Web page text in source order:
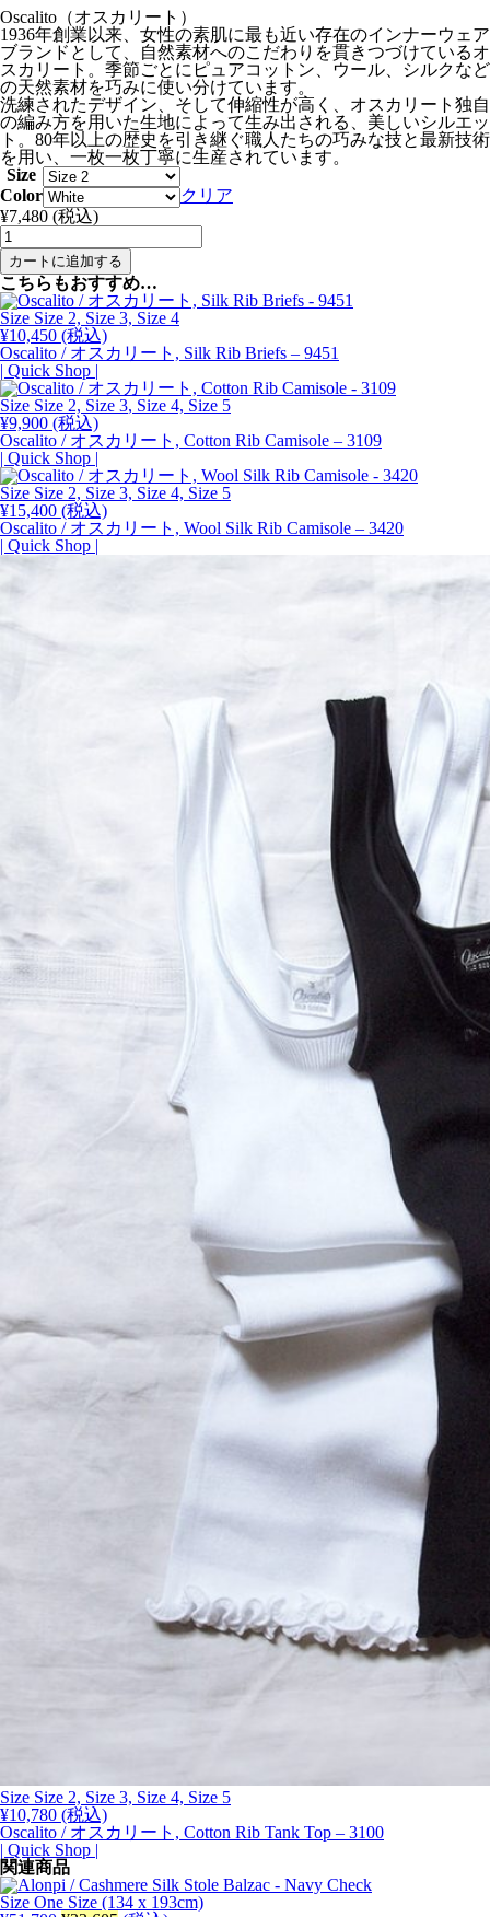
Oscalito（オスカリート）
1936年創業以来、女性の素肌に最も近い存在のインナーウェア
ブランドとして、自然素材へのこだわりを貫きつづけているオ
スカリート。季節ごとにピュアコットン、ウール、シルクなど
の天然素材を巧みに使い分けています。
洗練されたデザイン、そして伸縮性が高く、オスカリート独自
の編み方を用いた生地によって生み出される、美しいシルエッ
ト。80年以上の歴史を引き継ぐ職人たちの巧みな技と最新技術
を用い、一枚一枚丁寧に生産されています。
Size
Color
クリア
¥7,480 (税込)
Oscalito
/
オ
ス
カ
リ
ー
ト,
Cotton
Rib
Briefs
-
3105
個
カートに追加する
こちらもおすすめ…
Size Size 2, Size 3, Size 4
¥10,450 (税込)
Oscalito / オスカリート, Silk Rib Briefs – 9451
| Quick Shop |
Size Size 2, Size 3, Size 4, Size 5
¥9,900 (税込)
Oscalito / オスカリート, Cotton Rib Camisole – 3109
| Quick Shop |
Size Size 2, Size 3, Size 4, Size 5
¥15,400 (税込)
Oscalito / オスカリート, Wool Silk Rib Camisole – 3420
| Quick Shop |
Size Size 2, Size 3, Size 4, Size 5
¥10,780 (税込)
Oscalito / オスカリート, Cotton Rib Tank Top – 3100
| Quick Shop |
関連商品
Size One Size (134 x 193cm)